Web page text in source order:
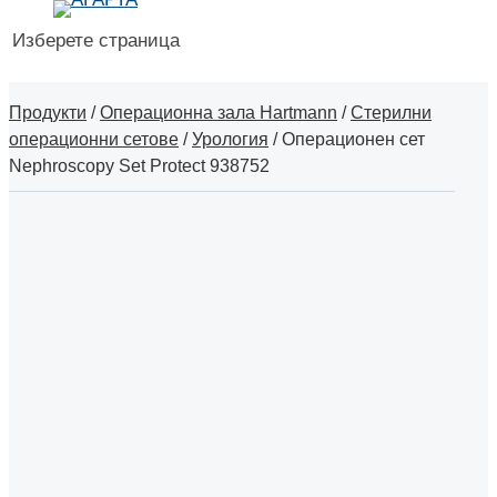
Изберете страница
Продукти /Операционна зала Hartmann /Стерилни
операционни сетове /Урология /Операционен сет
Nephroscopy Set Protect 938752